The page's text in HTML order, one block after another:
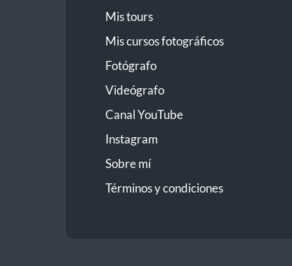
Mis tours
Mis cursos fotográficos
Fotógrafo
Videógrafo
Canal YouTube
Instagram
Sobre mí
Términos y condiciones